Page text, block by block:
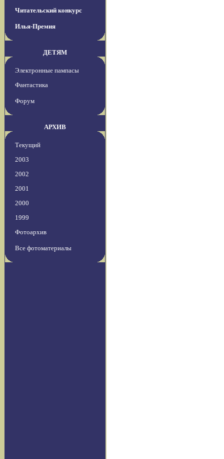
Читательский конкурс
Илья-Премия
ДЕТЯМ
Электронные пампасы
Фантастика
Форум
АРХИВ
Текущий
2003
2002
2001
2000
1999
Фотоархив
Все фотоматериалы